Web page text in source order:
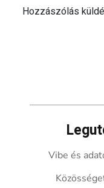
Hozzászólás
Vibe és